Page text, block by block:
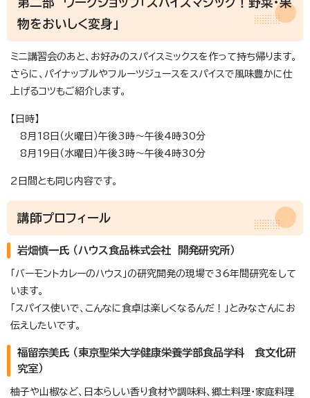
物をおいしく変身」
ミニ講習会のあと、お好みのスパイスミックスを作って持ち帰ります。
さらに、パイナップルやフルーツジュースをスパイスで風味豊かに仕
上げるコツもご紹介します。
【日時】
8月18日（火曜日）午後3時～午後4時30分
8月19日（水曜日）午後3時～午後4時30分
2日間とも同じ内容です。
講師プロフィール
岩畑慎一氏 （ハウス食品株式会社 開発研究所）
「バーモントカレーのハウス」の研究開発の現場で36年間研究をして
います。
「スパイス使いで、こんなに食卓は楽しくなるんだ！」とみなさんにお
伝えしたいです。
福留奈美氏 （東京聖栄大学健康栄養学部食品学科 食文化研
究室）
柚子や山椒など、日本らしい香り食材や調味料、郷土料理・家庭料理